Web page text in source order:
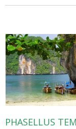
PHASELLUS